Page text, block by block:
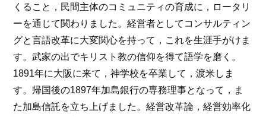
くること，民間主体のコミュニティの育成に，ロータリ
ーを通じて関わりました。経営者としてコンサルティン
グと言語改革に大変関心を持って，これを生涯手がけま
す。武家の出でキリスト教の信仰を得て語学を磨く。
1891年に大阪に来て，神学校を卒業して，渡米しま
す。帰国後の1897年加島銀行の専務理事となって，ま
た加島信託を立ち上げました。経営改革論，経営効率化